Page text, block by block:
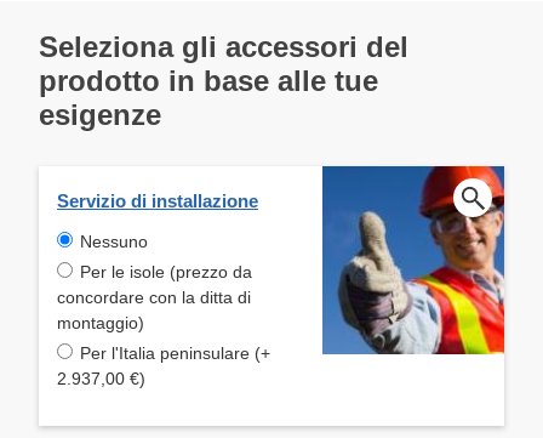
Seleziona gli accessori del
prodotto in base alle tue
esigenze
Servizio di installazione
Nessuno
Per le isole (prezzo da
concordare con la ditta di
montaggio)
Per l'Italia peninsulare (+
2.937,00 €)